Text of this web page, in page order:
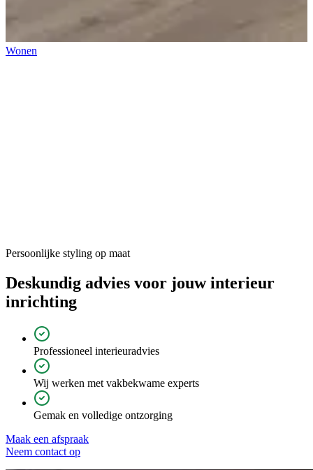
Wonen
Persoonlijke styling op maat
Deskundig advies voor jouwinterieur
inrichting
Professioneel interieuradvies
Wij werken met vakbekwame experts
Gemak en volledige ontzorging
Maak een afspraak
Neem contact op